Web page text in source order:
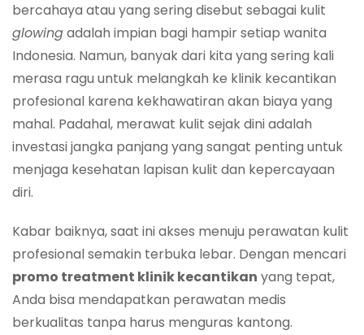
bercahaya atau yang sering disebut sebagai kulit
glowingadalah impian bagi hampir setiap wanita
Indonesia. Namun, banyak dari kita yang sering kali
merasa ragu untuk melangkah ke klinik kecantikan
profesional karena kekhawatiran akan biaya yang
mahal. Padahal, merawat kulit sejak dini adalah
investasi jangka panjang yang sangat penting untuk
menjaga kesehatan lapisan kulit dan kepercayaan
diri.
Kabar baiknya, saat ini akses menuju perawatan kulit
profesional semakin terbuka lebar. Dengan mencari
promo treatment klinik kecantikan yang tepat,
Anda bisa mendapatkan perawatan medis
berkualitas tanpa harus menguras kantong.